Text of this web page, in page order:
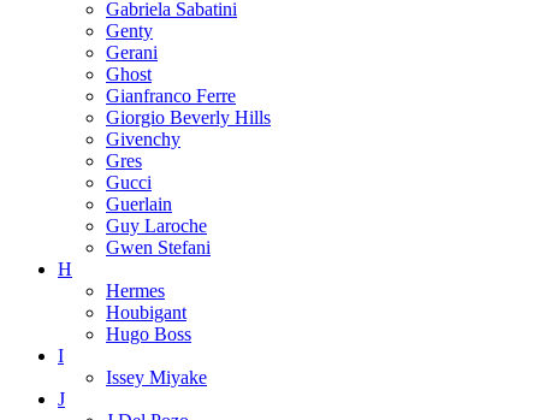
Gabriela Sabatini
Genty
Gerani
Ghost
Gianfranco Ferre
Giorgio Beverly Hills
Givenchy
Gres
Gucci
Guerlain
Guy Laroche
Gwen Stefani
H
Hermes
Houbigant
Hugo Boss
I
Issey Miyake
J